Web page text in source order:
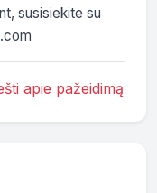
susisiekite su
apie pažeidimą